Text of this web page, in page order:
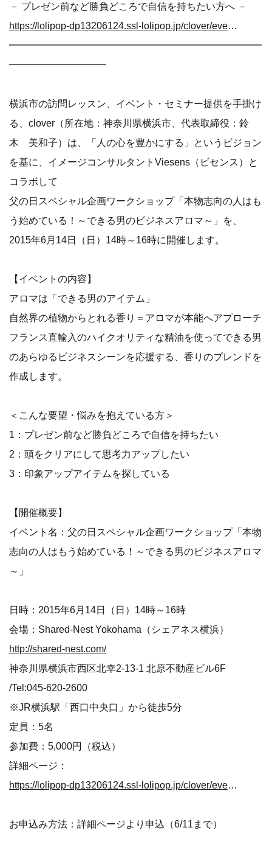
－ プレゼン前など勝負どころで自信を持ちたい方へ －
https://lolipop-dp13206124.ssl-lolipop.jp/clover/event/clipmail/clipmail.html
━━━━━━━━━━━━━━━━━━━━━━━━━━
━━━━━━━━━━
横浜市の訪問レッスン、イベント・セミナー提供を手掛け
る、clover（所在地：神奈川県横浜市、代表取締役：鈴
木 美和子）は、「人の心を豊かにする」というビジョン
を基に、イメージコンサルタントViesens（ビセンス）と
コラボして
父の日スペシャル企画ワークショップ「本物志向の人はも
う始めている！～できる男のビジネスアロマ～」を、
2015年6月14日（日）14時～16時に開催します。
【イベントの内容】
アロマは「できる男のアイテム」
自然界の植物からとれる香り＝アロマが本能へアプローチ
フランス直輸入のハイクオリティな精油を使ってできる男
のあらゆるビジネスシーンを応援する、香りのブレンドを
作成します。
＜こんな要望・悩みを抱えている方＞
1：プレゼン前など勝負どころで自信を持ちたい
2：頭をクリアにして思考力アップしたい
3：印象アップアイテムを探している
【開催概要】
イベント名：父の日スペシャル企画ワークショップ「本物
志向の人はもう始めている！～できる男のビジネスアロマ
～」
日時：2015年6月14日（日）14時～16時
会場：Shared-Nest Yokohama（シェアネス横浜）
http://shared-nest.com/
神奈川県横浜市西区北幸2-13-1 北原不動産ビル6F
/Tel:045-620-2600
※JR横浜駅「西口中央口」から徒歩5分
定員：5名
参加費：5,000円（税込）
詳細ページ：
https://lolipop-dp13206124.ssl-lolipop.jp/clover/event/clipmail/clipmail.html
お申込み方法：詳細ページより申込（6/11まで）